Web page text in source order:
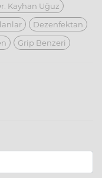
Kayhan Uğuz
Dezenfektan
Grip Benzeri